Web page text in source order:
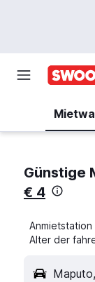
Günstige
€ 4
Anmietstation
Alter der